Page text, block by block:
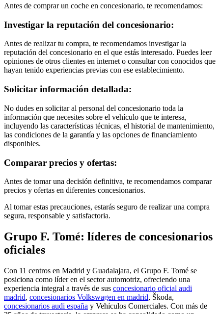
Antes de comprar un coche en concesionario, te recomendamos:
Investigar la reputación del concesionario:
Antes de realizar tu compra, te recomendamos investigar la
reputación del concesionario en el que estás interesado. Puedes leer
opiniones de otros clientes en internet o consultar con conocidos que
hayan tenido experiencias previas con ese establecimiento.
Solicitar información detallada:
No dudes en solicitar al personal del concesionario toda la
información que necesites sobre el vehículo que te interesa,
incluyendo las características técnicas, el historial de mantenimiento,
las condiciones de la garantía y las opciones de financiamiento
disponibles.
Comparar precios y ofertas:
Antes de tomar una decisión definitiva, te recomendamos comparar
precios y ofertas en diferentes concesionarios.
Al tomar estas precauciones, estarás seguro de realizar una compra
segura, responsable y satisfactoria.
Grupo F. Tomé: líderes de concesionarios
oficiales
Con 11 centros en Madrid y Guadalajara, el Grupo F. Tomé se
posiciona como líder en el sector automotriz, ofreciendo una
experiencia integral a través de sus concesionario oficial audi
madrid, concesionarios Volkswagen en madrid, Škoda,
concesionarios audi españa y Vehículos Comerciales. Con más de